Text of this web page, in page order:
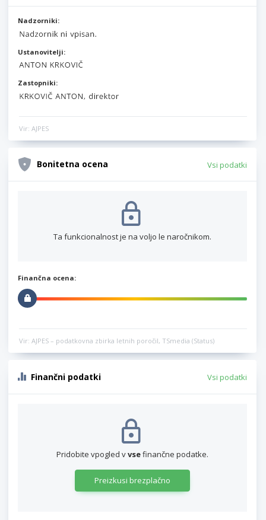
Nadzorniki:
Ustanovitelji:
Zastopniki:
Vir: AJPES
Bonitetna ocena Vsi podatki
Ta funkcionalnost je na voljo le naročnikom.
Finančna ocena:
Vir: AJPES – podatkovna zbirka letnih poročil, TSmedia (Status)
Finančni podatki Vsi podatki
Pridobite vpogled vvsefinančne podatke.
Preizkusi brezplačno